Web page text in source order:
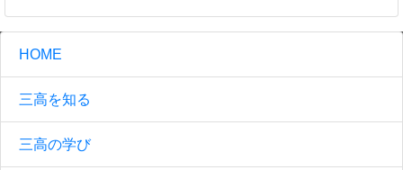
HOME
三高を知る
三高の学び